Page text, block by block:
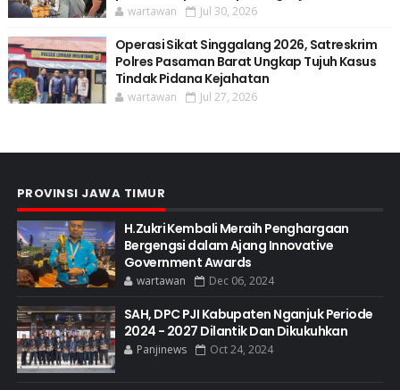
wartawan Jul 30, 2026
Operasi Sikat Singgalang 2026, Satreskrim
Polres Pasaman Barat Ungkap Tujuh Kasus
Tindak Pidana Kejahatan
wartawan Jul 27, 2026
PROVINSI JAWA TIMUR
H.Zukri Kembali Meraih Penghargaan
Bergengsi dalam Ajang Innovative
Government Awards
wartawan Dec 06, 2024
SAH, DPC PJI Kabupaten Nganjuk Periode
2024 - 2027 Dilantik Dan Dikukuhkan
Panjinews Oct 24, 2024